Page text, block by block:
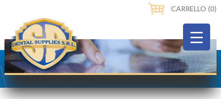
CARRELLO ⟨0⟩